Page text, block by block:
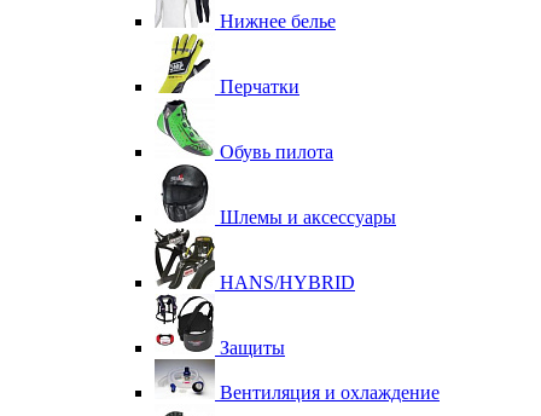
Нижнее белье
Перчатки
Обувь пилота
Шлемы и аксессуары
HANS/HYBRID
Защиты
Вентиляция и охлаждение